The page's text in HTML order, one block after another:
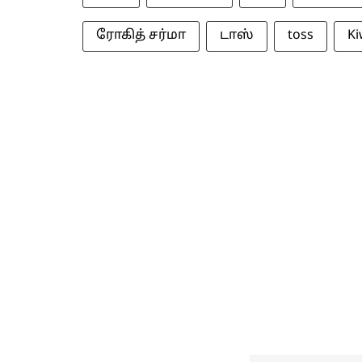
ரோகித் சர்மா டாஸ் toss